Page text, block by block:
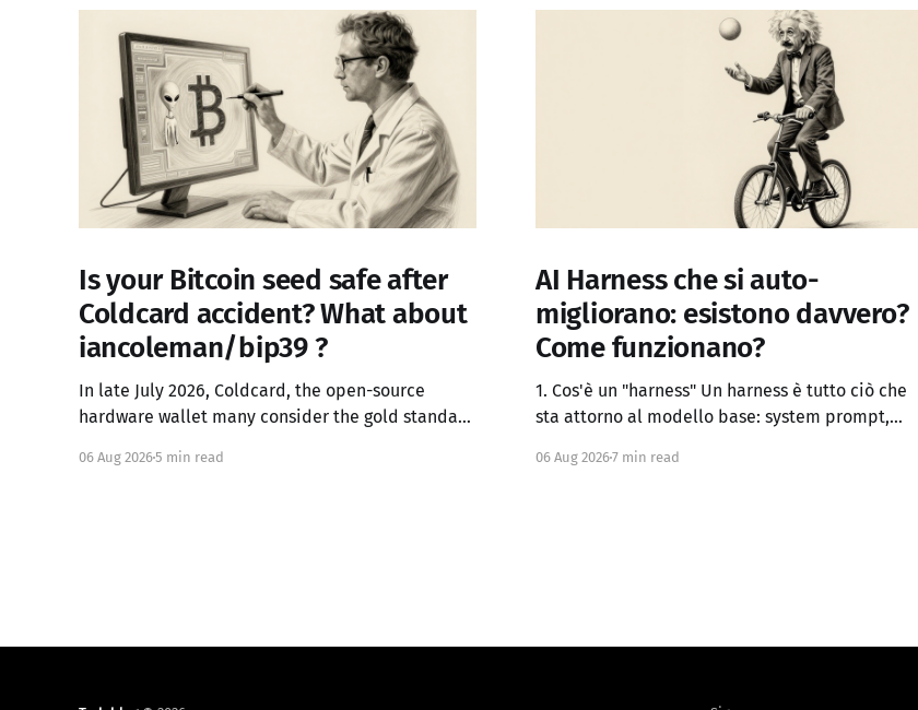
Is your Bitcoin seed safe after
Coldcard accident? What about
iancoleman/bip39 ?
In late July 2026, Coldcard, the open-source
hardware wallet many consider the gold standard
way. A firmware integration error from March 2021
06 Aug 20265 min read
AI Harness che si auto-
migliorano: esistono davvero?
Come funzionano?
1. Cos'è un "harness" Un harness è tutto ciò che
sta attorno al modello base: system prompt,
retry, branching), gestione del contesto, memoria
06 Aug 20267 min read